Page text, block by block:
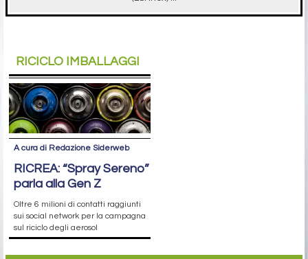
RICICLO IMBALLAGGI
A cura di Redazione Siderweb
RICREA: “Spray Sereno”
parla alla Gen Z
Oltre 6 milioni di contatti raggiunti
sui social network per la campagna
sul riciclo degli aerosol